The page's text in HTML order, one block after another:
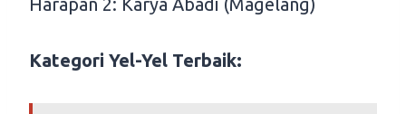
Kategori Yel-Yel Terbaik: